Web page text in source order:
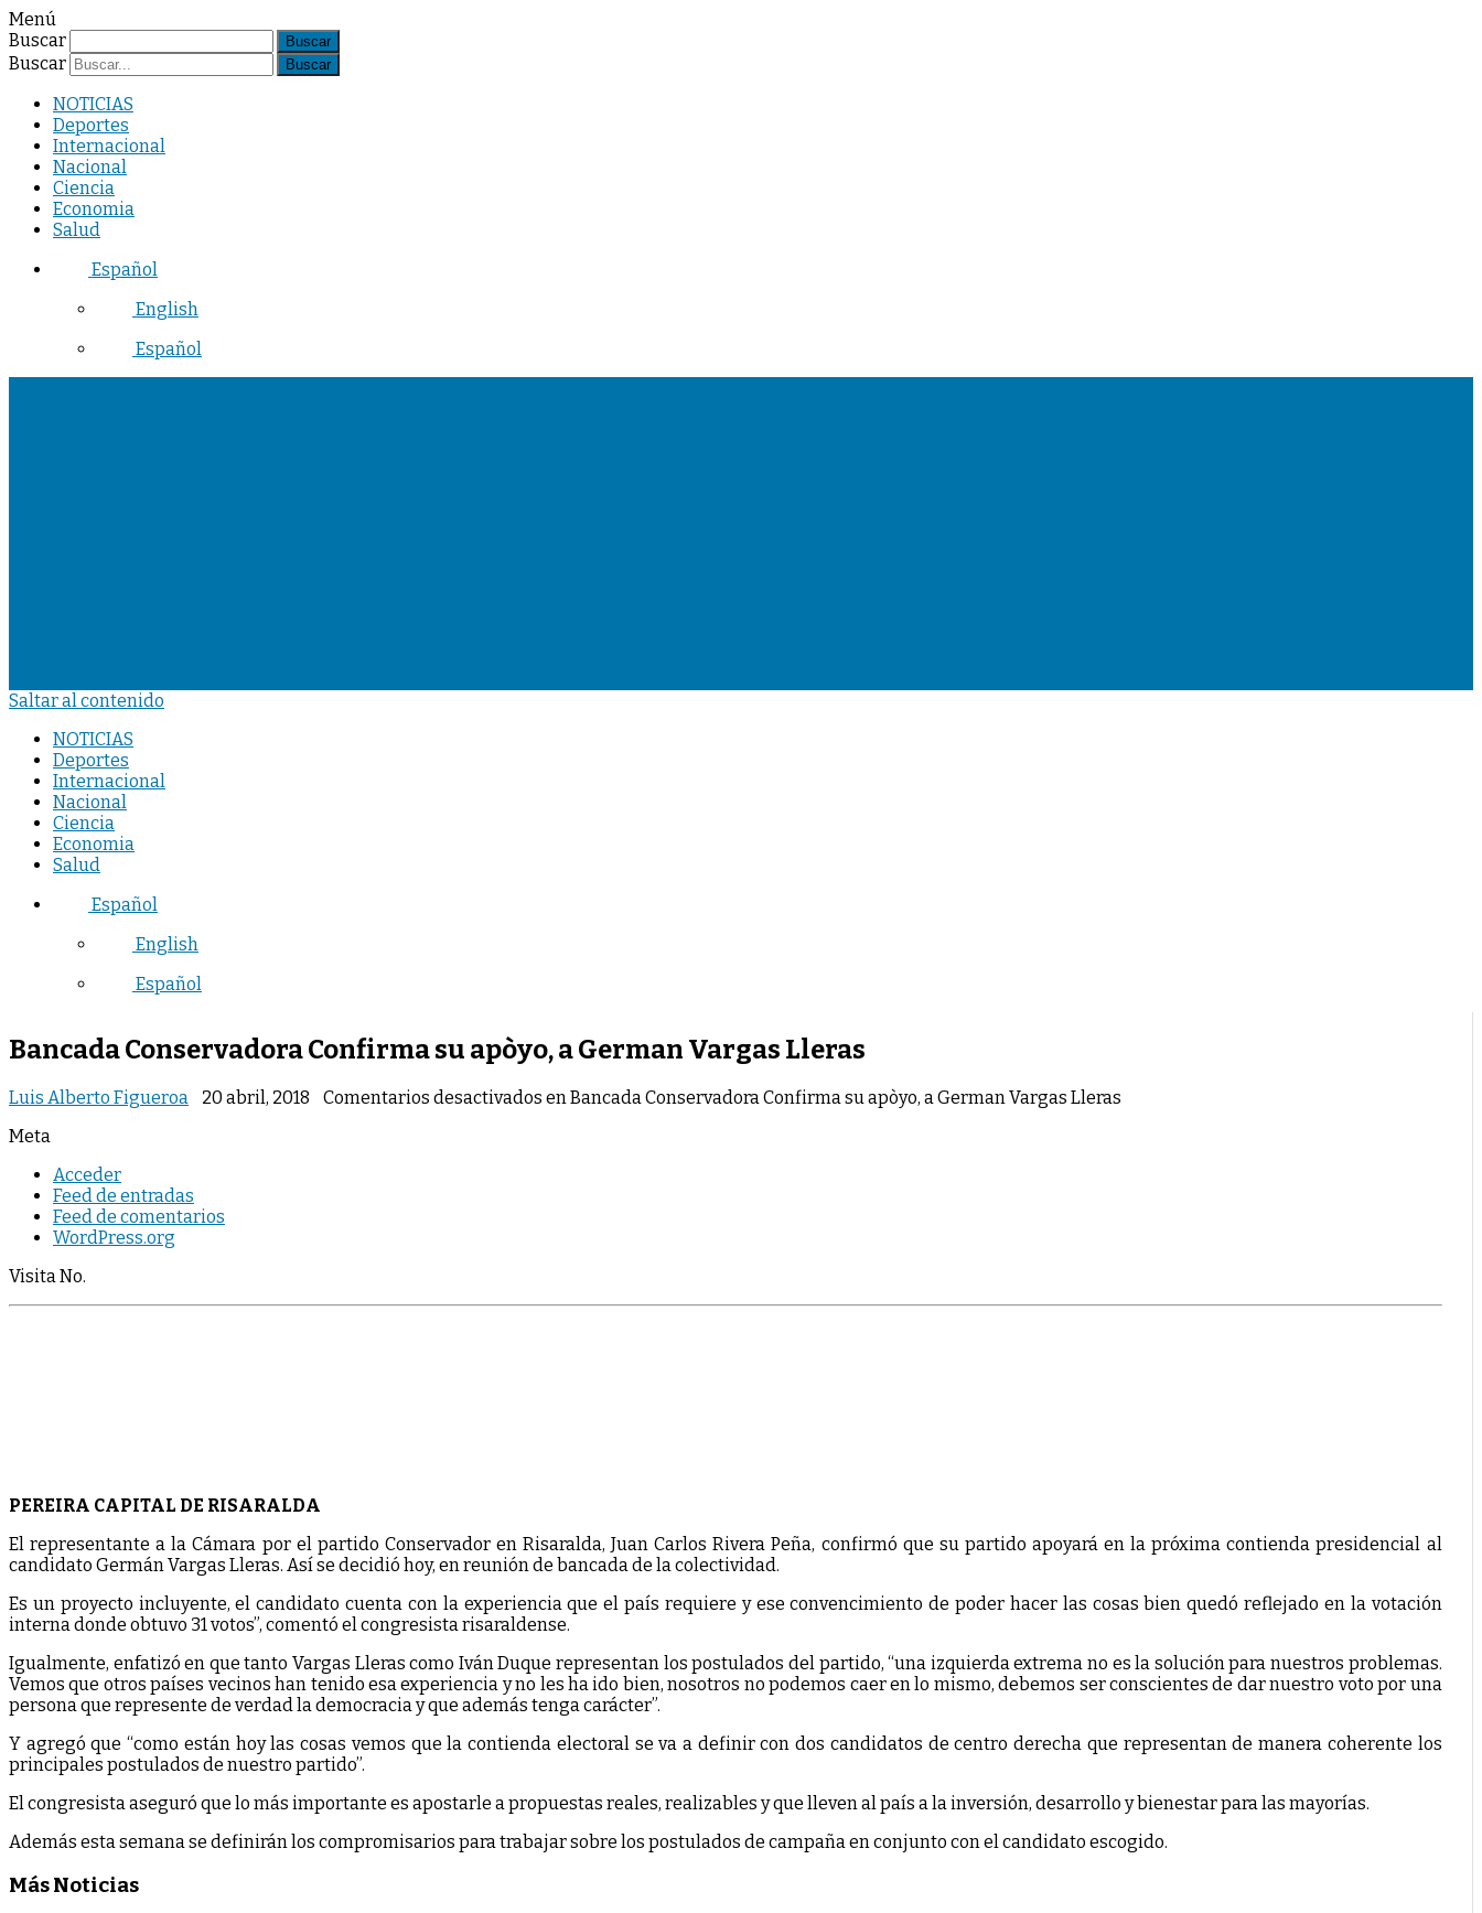
Menú
Buscar
Buscar
NOTICIAS
Deportes
Internacional
Nacional
Ciencia
Economia
Salud
Español
English
Español
Saltar al contenido
NOTICIAS
Deportes
Internacional
Nacional
Ciencia
Economia
Salud
Español
English
Español
Bancada Conservadora Confirma su apòyo, a German Vargas Lleras
Luis Alberto Figueroa 20 abril, 2018 Comentarios desactivados en Bancada Conservadora Confirma su apòyo, a German Vargas Lleras
Meta
Acceder
Feed de entradas
Feed de comentarios
WordPress.org
Visita No.
PEREIRA CAPITAL DE RISARALDA
El representante a la Cámara por el partido Conservador en Risaralda, Juan Carlos Rivera Peña, confirmó que su partido apoyará en la próxima contienda presidencial al
candidato Germán Vargas Lleras. Así se decidió hoy, en reunión de bancada de la colectividad.
Es un proyecto incluyente, el candidato cuenta con la experiencia que el país requiere y ese convencimiento de poder hacer las cosas bien quedó reflejado en la votación
interna donde obtuvo 31 votos”, comentó el congresista risaraldense.
Igualmente, enfatizó en que tanto Vargas Lleras como Iván Duque representan los postulados del partido, “una izquierda extrema no es la solución para nuestros problemas.
Vemos que otros países vecinos han tenido esa experiencia y no les ha ido bien, nosotros no podemos caer en lo mismo, debemos ser conscientes de dar nuestro voto por una
persona que represente de verdad la democracia y que además tenga carácter”.
Y agregó que “como están hoy las cosas vemos que la contienda electoral se va a definir con dos candidatos de centro derecha que representan de manera coherente los
principales postulados de nuestro partido”.
El congresista aseguró que lo más importante es apostarle a propuestas reales, realizables y que lleven al país a la inversión, desarrollo y bienestar para las mayorías.
Además esta semana se definirán los compromisarios para trabajar sobre los postulados de campaña en conjunto con el candidato escogido.
Más Noticias